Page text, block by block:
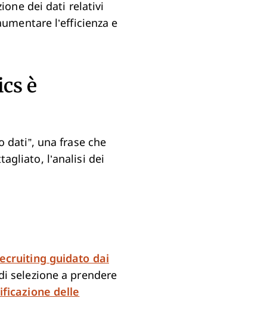
dei dati relativi
l’efficienza e
è
una frase che
l’analisi dei
guidato dai
selezione a prendere
delle